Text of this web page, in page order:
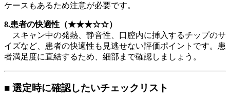
ケースもあるため注意が必要です。
8.患者の快適性（★★★☆☆）
スキャン中の発熱、静音性、口腔内に挿入するチップのサ
イズなど、患者の快適性も見逃せない評価ポイントです。患
者満足度に直結するため、細部まで確認しましょう。
■ 選定時に確認したいチェックリスト